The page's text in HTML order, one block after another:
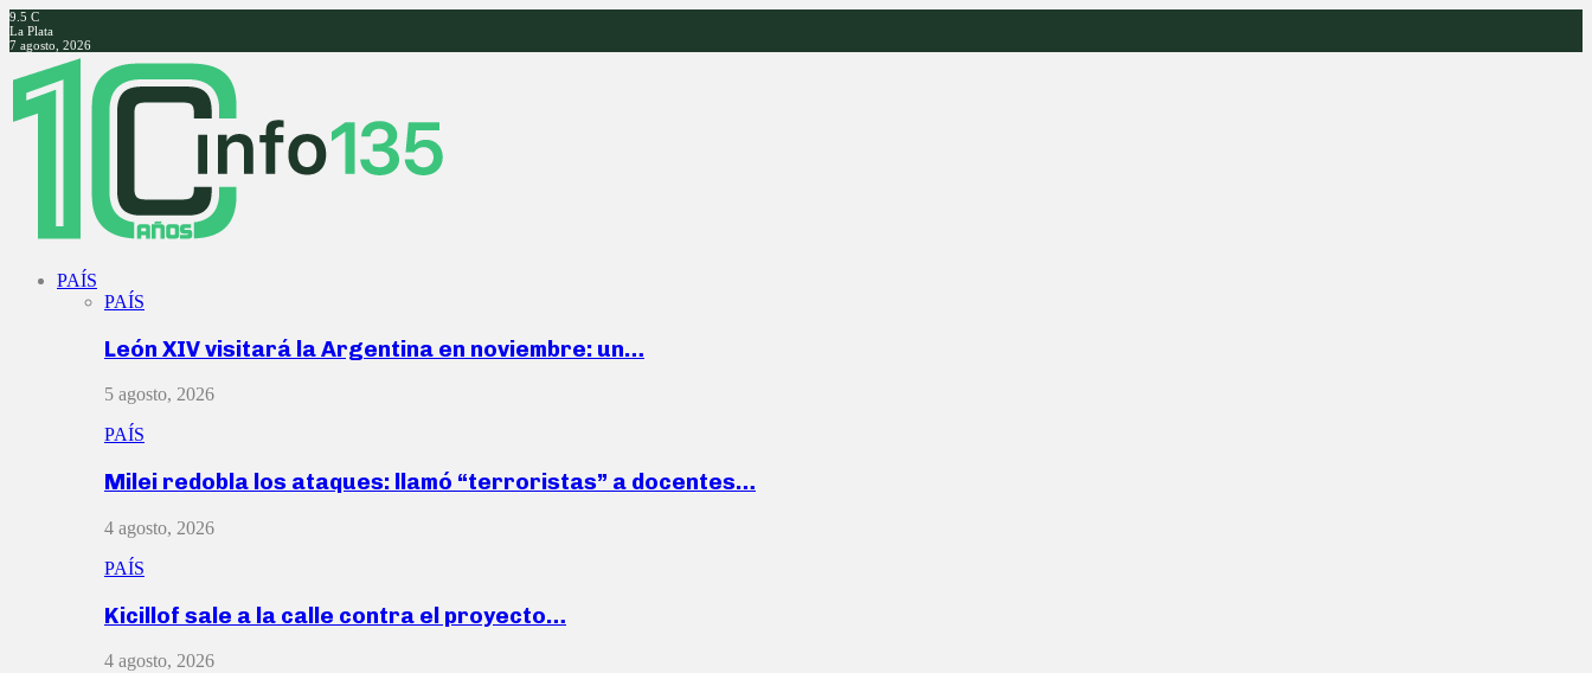
9.5 C
La Plata
7 agosto, 2026
Facebook
Twitter
Instagram
Youtube
PAÍS
PAÍS
León XIV visitará la Argentina en noviembre: un…
5 agosto, 2026
PAÍS
Milei redobla los ataques: llamó “terroristas” a docentes…
4 agosto, 2026
PAÍS
Kicillof sale a la calle contra el proyecto…
4 agosto, 2026